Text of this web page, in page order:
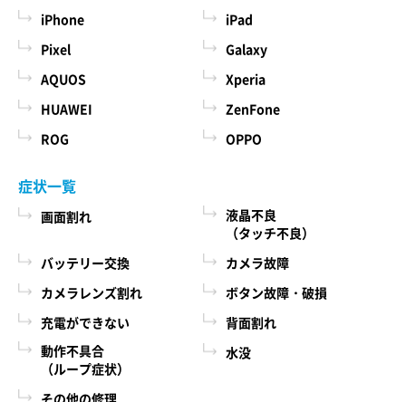
iPhone
iPad
Pixel
Galaxy
AQUOS
Xperia
HUAWEI
ZenFone
ROG
OPPO
症状一覧
画面割れ
液晶不良
（タッチ不良）
バッテリー交換
カメラ故障
カメラレンズ割れ
ボタン故障・破損
充電ができない
背面割れ
動作不具合
（ループ症状）
水没
その他の修理